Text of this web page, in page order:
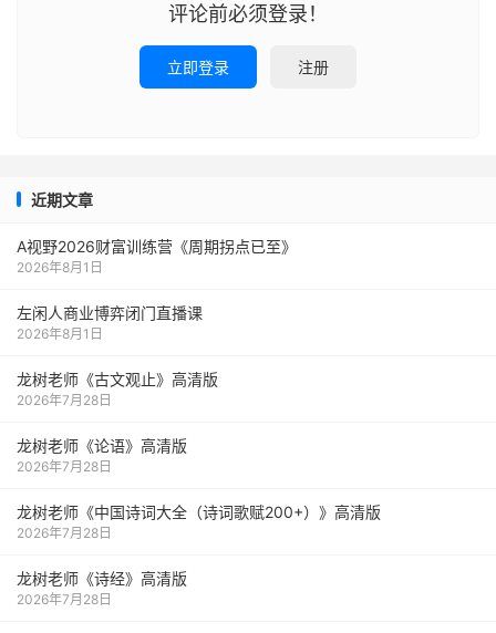
评论前必须登录！
立即登录 注册
近期文章
A视野2026财富训练营《周期拐点已至》
2026年8月1日
左闲人商业博弈闭门直播课
2026年8月1日
龙树老师《古文观止》高清版
2026年7月28日
龙树老师《论语》高清版
2026年7月28日
龙树老师《中国诗词大全（诗词歌赋200+）》高清版
2026年7月28日
龙树老师《诗经》高清版
2026年7月28日